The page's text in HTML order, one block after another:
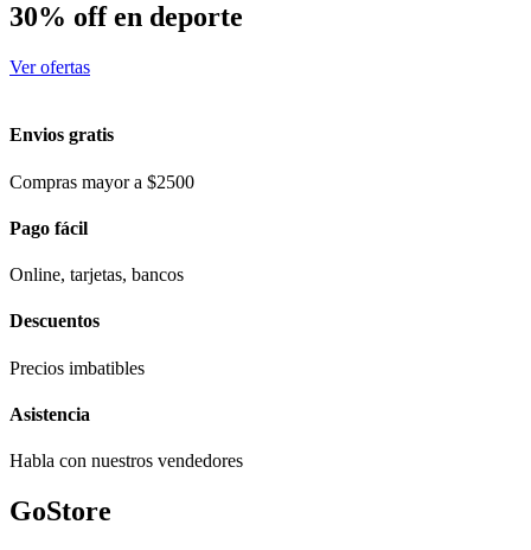
30% off en deporte
Ver ofertas
Envios gratis
Compras mayor a $2500
Pago fácil
Online, tarjetas, bancos
Descuentos
Precios imbatibles
Asistencia
Habla con nuestros vendedores
GoStore